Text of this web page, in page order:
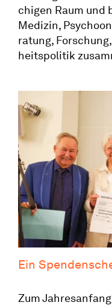
chigen Raum und
Medizin,
ratung,
heits­po­litik
Ein
Zum